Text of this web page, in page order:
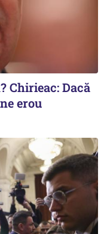
Chirieac: Dacă
erou